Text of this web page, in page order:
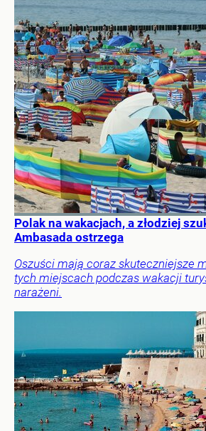
Polak na wakacjach, a złodziej
Ambasada ostrzega
Oszuści mają coraz skuteczniejsze
tych miejscach podczas wakacji
narażeni.